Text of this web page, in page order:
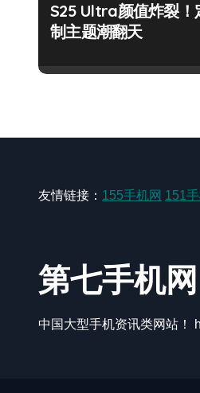
S25 Ultra颜值炸裂！
制主题潮翻天
友情链接： 155手机网 151
第七手机网
中国大型手机资讯类网站！